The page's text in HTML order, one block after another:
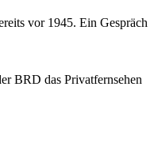
vor 1945. Ein Gespräch
BRD das Privatfernsehen